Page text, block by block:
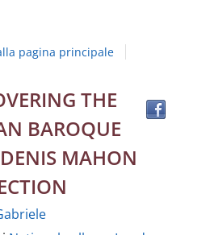
Campania
"Luigi
Vanvitelli"
pagina principale
THE
BAROQUE
MAHON